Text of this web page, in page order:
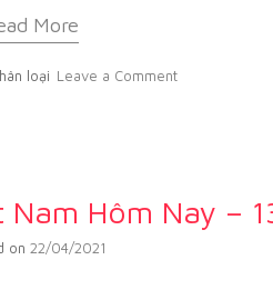
More
loại Leave a Comment
Nam Hôm Nay –
on 22/04/2021